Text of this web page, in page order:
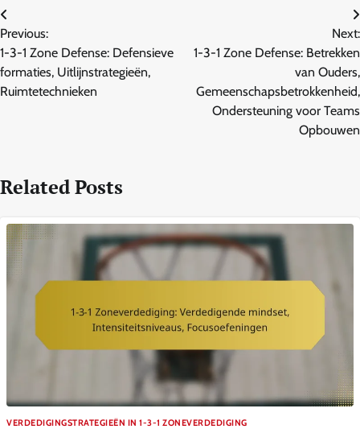
Post
navigation
Previous:
1-3-1 Zone Defense: Defensieve
formaties, Uitlijnstrategieën,
Ruimtetechnieken
Next:
1-3-1 Zone Defense: Betrekken
van Ouders,
Gemeenschapsbetrokkenheid,
Ondersteuning voor Teams
Opbouwen
Related Posts
VERDEDIGINGSTRATEGIEËN IN 1-3-1 ZONEVERDEDIGING